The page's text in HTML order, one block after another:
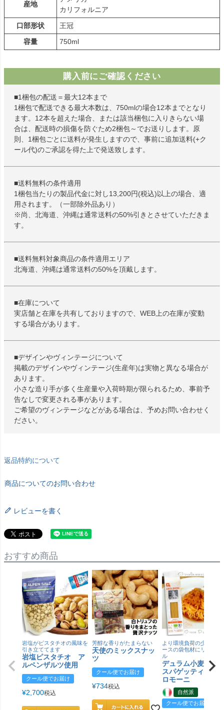
産地
カリフォルニア
口部形状
王冠
容量
750ml
購入前にご確認ください
■1梱包の配送＝最大12本まで
1梱包で配送できる最大本数は、750mlの場合12本までとなり
ます。12本を超えた場合、または該当梱包に入りきらない場
合は、配送時の損傷を防ぐため2梱包～でお送りします。原
則、1梱包ごとに送料が発生しますので、事前に追加送料(+ク
ール代)のご承認を得た上で発送致します。
■送料無料の条件適用
1梱包当たりの製品代金に対し13,200円(税込)以上の場合、適
用されます。（一部除外品あり）
※尚、北海道、沖縄は通常送料の50%引きとさせていただきま
す。
■送料無料対象商品の条件適用エリア
北海道、沖縄は通常送料の50%を頂戴します。
■在庫について
実店舗と在庫を共有しておりますので、WEB上の在庫が変動
する場合があります。
■デザインやヴィンテージについて
掲載のデザインやヴィンテージ(生産年)は実物と異なる場合が
あります。
小さな造り手が多く生産量や入荷時期が限られるため、事前予
告なしで変更される事があります。
ご希望のヴィンテージなどがある場合は、予めお問い合わせく
ださい。
返品特約について
商品についてのお問い合わせ
レビューを書く
おすすめ商品
岩塩がピスタチオの風味を
引き立ててます
岩塩ピスタチオ ア
ルペンザルツ使用
クール便でお届け
¥2,700税込
芳醇な香りがたまらない
天使のミックスナッ
ツ
クール便でお届け
¥734税込
より環境負荷の少ない紙
ースの袋包材にリニュー
ル
デュラム小麦 有
スパゲッティ／ジ
ロモーニ
自然派
クール便でお届け